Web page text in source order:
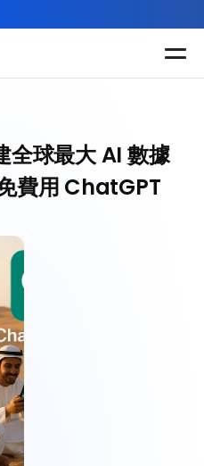
球最大 AI 數據
費用 ChatGPT
程
所有課程
多種專項技能提
程
大課程